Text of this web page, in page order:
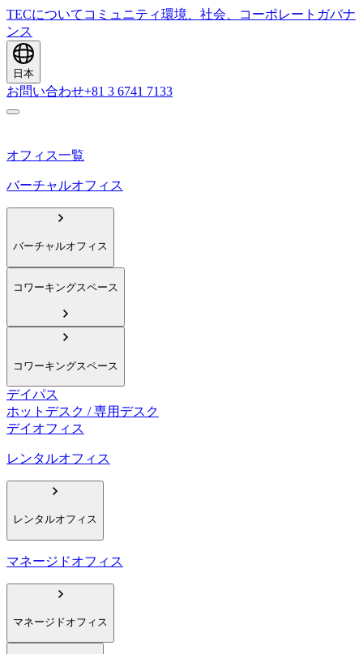
TECについて コミュニティ環境、社会、コーポレートガバナ
ンス
日本
お問い合わせ+81 3 6741 7133
オフィス一覧
バーチャルオフィス
バーチャルオフィス
コワーキングスペース
コワーキングスペース
デイパス
ホットデスク / 専用デスク
デイオフィス
レンタルオフィス
レンタルオフィス
マネージドオフィス
マネージドオフィス